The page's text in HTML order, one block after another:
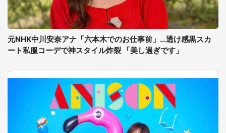
元NHK中川安奈アナ「六本木でのお仕事前」...透け感黒スカ
ート私服コーデで神スタイル炸裂 「美し過ぎです」